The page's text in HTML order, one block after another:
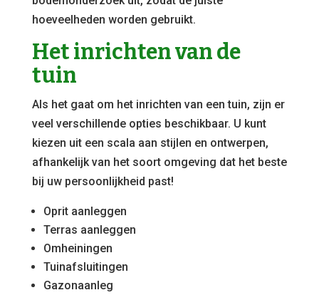
hoeveelheden worden gebruikt.
Het inrichten van de
tuin
Als het gaat om het inrichten van een tuin, zijn er
veel verschillende opties beschikbaar. U kunt
kiezen uit een scala aan stijlen en ontwerpen,
afhankelijk van het soort omgeving dat het beste
bij uw persoonlijkheid past!
Oprit aanleggen
Terras aanleggen
Omheiningen
Tuinafsluitingen
Gazonaanleg